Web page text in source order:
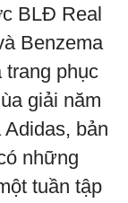
BLĐ Real
Benzema
trang phục
giải năm
Adidas, bản
những
tuần tập